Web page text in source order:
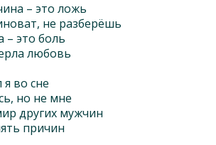
– это ложь
не разберёшь
– это боль
любовь
я во сне
но не мне
других мужчин
причин